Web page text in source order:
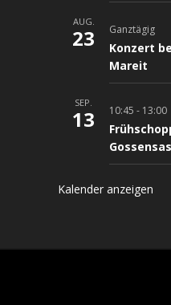
AUG.
23 Ganztägig
Konzert
Mareit
SEP.
13 10:45 - 13:00
Kalender anzeigen
OceanWP Theme by